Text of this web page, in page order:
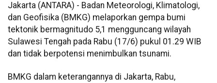
Jakarta (ANTARA) - Badan Meteorologi, Klimatologi,
dan Geofisika (BMKG) melaporkan gempa bumi
tektonik bermagnitudo 5,1 mengguncang wilayah
Sulawesi Tengah pada Rabu (17/6) pukul 01.29 WIB
dan tidak berpotensi menimbulkan tsunami.
BMKG dalam keterangannya di Jakarta, Rabu,